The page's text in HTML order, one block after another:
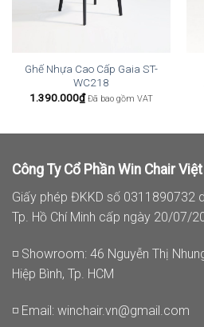
Ghế Nhựa Cao Cấp Gaia ST-
WC218
1.390.000₫ Đã bao gồm VAT
Công Ty Cổ Phần Win Chair
Giấy phép ĐKKD số 0311890732
Tp. Hồ Chí Minh cấp ngày 20/07/
◽ Showroom: 46 Nguyễn Thị
Hiệp Bình, Tp. HCM
◽ Email: winchair.vn@gmail.com